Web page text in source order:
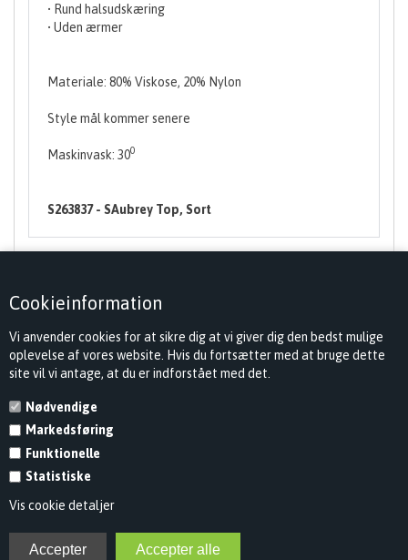
Cookieinformation
Vi anvender cookies for at sikre dig at vi giver dig den bedst mulige
oplevelse af vores website. Hvis du fortsætter med at bruge dette
site vil vi antage, at du er indforstået med det.
Nødvendige
Markedsføring
Funktionelle
Statistiske
Vis cookie detaljer
• Rund halsudskæring
• Uden ærmer
Materiale: 80% Viskose, 20% Nylon
Style mål kommer senere
Maskinvask: 300
S263837 - SAubrey Top, Sort
KONTAKT
INFORMATION
NYHEDSBREV